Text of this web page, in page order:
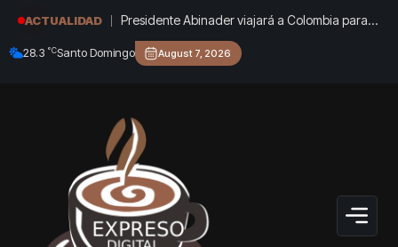
ACTUALIDAD
Presidente Abinader viajará a Colombia para
participar en la toma de posesión de Abelardo
de la Espriella
28.3 °CSanto Domingo August 7, 2026